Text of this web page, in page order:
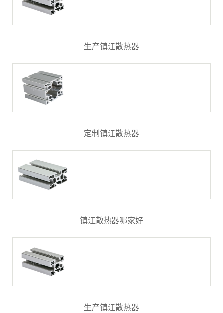
生产镇江散热器
定制镇江散热器
镇江散热器哪家好
生产镇江散热器